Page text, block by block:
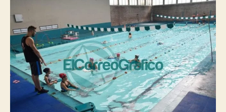
ofrecen
múltiples
actividades
de
forma
gratuita